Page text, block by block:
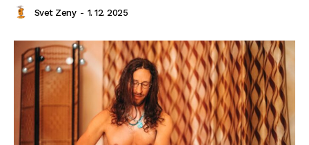
Svet Zeny - 1. 12. 2025